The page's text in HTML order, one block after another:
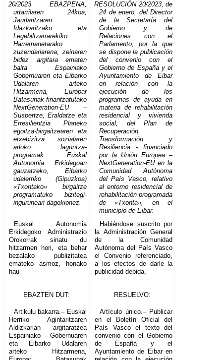
20/2023 EBAZPENA,
urtarrilaren 24koa,
Jaurlaritzaren
Idazkaritzako eta
Legebiltzarrarekiko
Harremanetarako
zuzendariarena, zeinaren
bidez argitara ematen
baita Espainiako
Gobernuaren eta Eibarko
Udalaren arteko
Hitzarmena, Europar
Batasunak finantzatutako
NextGeneration-EU –
Suspertze, Eraldatze eta
Erresilientzia Planeko
egoitza-birgaitzearen eta
etxebizitza sozialaren
arloko laguntza-
programak Euskal
Autonomia Erkidegoan
gauzatzeko, Eibarko
udalerriko (Gipuzkoa)
«Txontako» birgaitze
programatuko bizitegi-
inguruneari dagokionez.
RESOLUCIÓN 20/2023, de
24 de enero, del Director
de la Secretaría del
Gobierno y de
Relaciones con el
Parlamento, por la que
se dispone la publicación
del convenio con el
Gobierno de España y el
Ayuntamiento de Eibar
en relación con la
ejecución de los
programas de ayuda en
materia de rehabilitación
residencial y vivienda
social, del Plan de
Recuperación,
Transformación y
Resiliencia - financiado
por la Unión Europea –
NextGeneration-EU en la
Comunidad Autónoma
del País Vasco, relativo
al entorno residencial de
rehabilitación programada
de «Txonta», en el
municipio de Eibar.
Euskal Autonomia
Erkidegoko Administrazio
Orokorrak sinatu du
hitzarmen hori, eta behar
bezalako publizitatea
emateko asmoz, honako
hau
Habiéndose suscrito por
la Administración General
de la Comunidad
Autónoma del País Vasco
el Convenio referenciado,
a los efectos de darle la
publicidad debida,
EBAZTEN DUT: RESUELVO:
Artikulu bakarra.– Euskal
Herriko Agintaritzaren
Aldizkarian argitaratzea
Espainiako Gobernuaren
eta Eibarko Udalaren
arteko Hitzarmena,
Artículo único.– Publicar
en el Boletín Oficial del
País Vasco el texto del
convenio con el Gobierno
de España y el
Ayuntamiento de Eibar en